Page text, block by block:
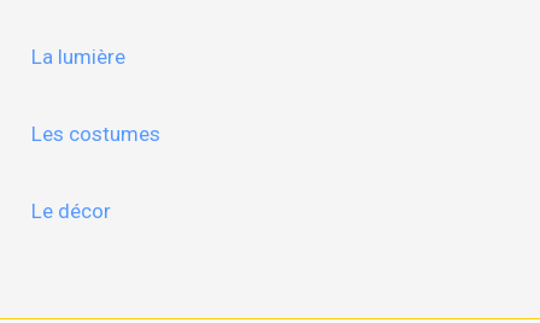
La lumière
Les costumes
Le décor